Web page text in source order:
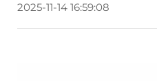
2025-11-14 16:59:08